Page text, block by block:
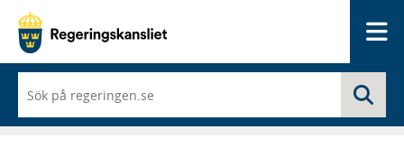
du
börjar
skriva